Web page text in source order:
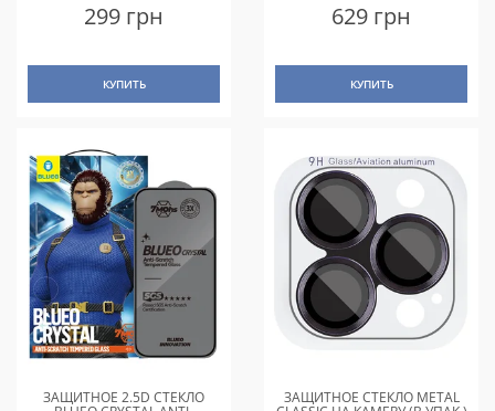
299 грн
КУПИТЬ
629 грн
КУПИТЬ
ЗАЩИТНОЕ 2.5D СТЕКЛО ЗАЩИТНОЕ СТЕКЛО METAL